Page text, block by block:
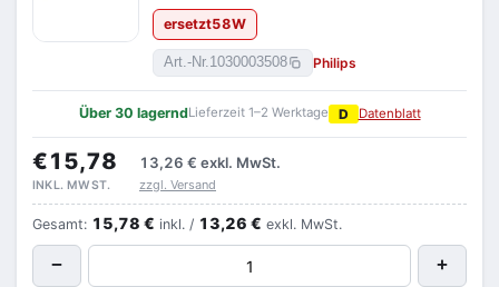
ersetzt58W
Art.-Nr.1030003508 Philips
Über 30 lagerndLieferzeit 1–2 Werktage D Datenblatt
€15,78 13,26 € exkl. MwSt.
INKL. MWST. zzgl. Versand
Gesamt: 15,78 € inkl. / 13,26 € exkl. MwSt.
− +